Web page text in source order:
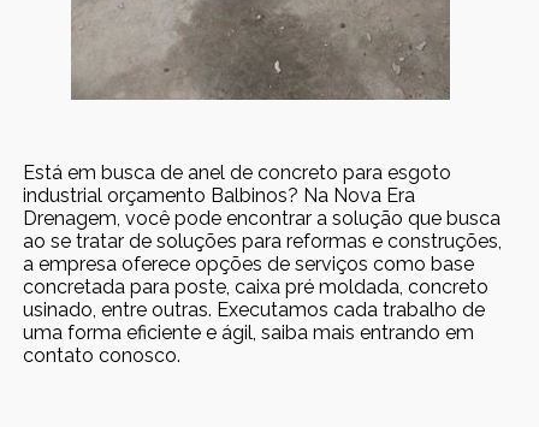
Está em busca de anel de concreto para esgoto
industrial orçamento Balbinos? Na Nova Era
Drenagem, você pode encontrar a solução que busca
ao se tratar de soluções para reformas e construções,
a empresa oferece opções de serviços como base
concretada para poste, caixa pré moldada, concreto
usinado, entre outras. Executamos cada trabalho de
uma forma eficiente e ágil, saiba mais entrando em
contato conosco.